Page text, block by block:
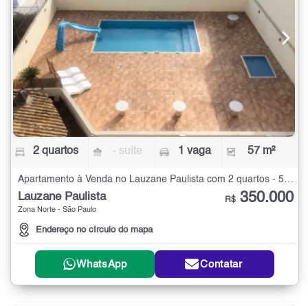
2 quartos - suíte 1 vaga 57 m²
Lauzane Paulista
Zona Norte - São Paulo
Endereço no círculo do mapa
R$ 350.000
WhatsApp Contatar